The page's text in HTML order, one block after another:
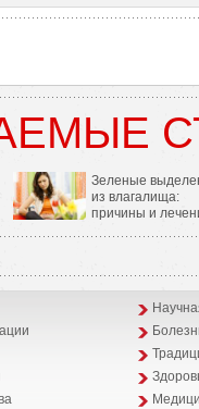
Зеленые
из влагалища:
причины и